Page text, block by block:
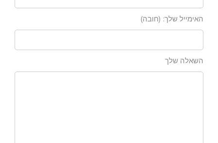
האימייל שלך: (חובה)
השאלה שלך